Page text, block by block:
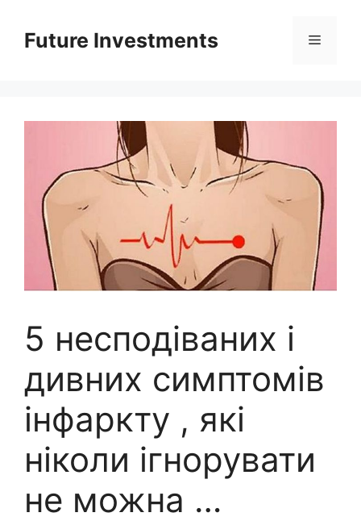
вмістуFuture Investments Меню
5 несподіваних і
дивних симптомів
інфаркту , які
ніколи ігнорувати
не можна …